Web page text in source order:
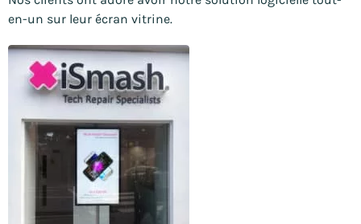
en-un sur leur écran vitrine.